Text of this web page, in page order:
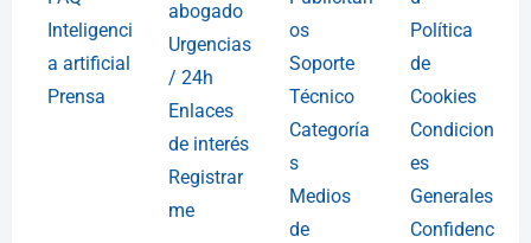
Inteligenci
a artificial
Prensa
abogado
Urgencias
/ 24h
Enlaces
de interés
Registrar
me
os
Soporte
Técnico
Categoría
s
Medios
de
Política
de
Cookies
Condicion
es
Generales
Confidenc